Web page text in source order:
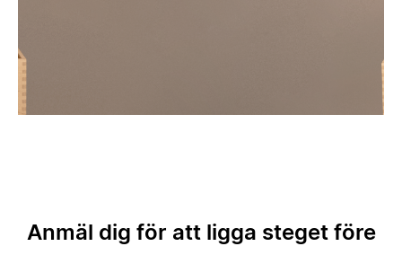
Anmäl dig för att ligga steget före